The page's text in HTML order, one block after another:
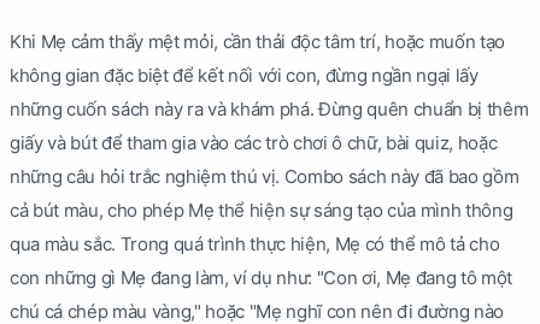
Khi Mẹ cảm thấy mệt mỏi, cần thải độc tâm trí, hoặc muốn tạo
không gian đặc biệt để kết nối với con, đừng ngần ngại lấy
những cuốn sách này ra và khám phá. Đừng quên chuẩn bị thêm
giấy và bút để tham gia vào các trò chơi ô chữ, bài quiz, hoặc
những câu hỏi trắc nghiệm thú vị. Combo sách này đã bao gồm
cả bút màu, cho phép Mẹ thể hiện sự sáng tạo của mình thông
qua màu sắc. Trong quá trình thực hiện, Mẹ có thể mô tả cho
con những gì Mẹ đang làm, ví dụ như: "Con ơi, Mẹ đang tô một
chú cá chép màu vàng," hoặc "Mẹ nghĩ con nên đi đường nào